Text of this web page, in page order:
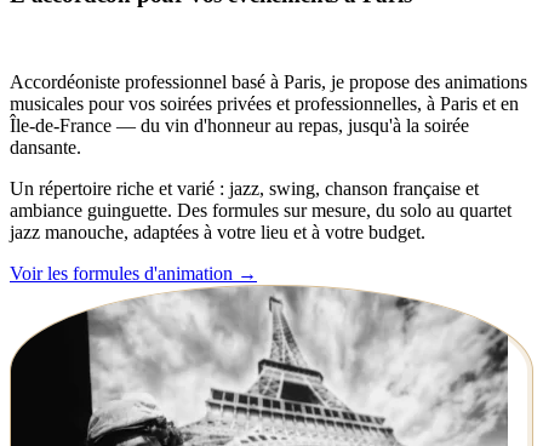
Accordéoniste professionnel basé à Paris, je propose des animations
musicales pour vos soirées privées et professionnelles, à Paris et en
Île-de-France — du vin d'honneur au repas, jusqu'à la soirée
dansante.
Un répertoire riche et varié : jazz, swing, chanson française et
ambiance guinguette. Des formules sur mesure, du solo au quartet
jazz manouche, adaptées à votre lieu et à votre budget.
Voir les formules d'animation →